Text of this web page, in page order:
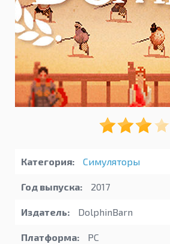
Категория: Симуляторы
Год выпуска: 2017
Издатель: DolphinBarn
Платформа: PC